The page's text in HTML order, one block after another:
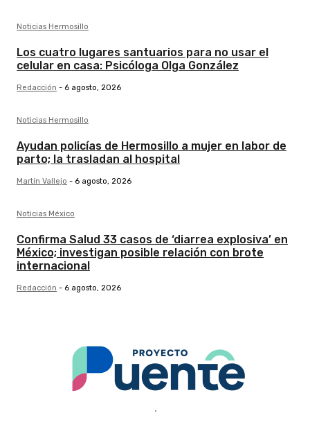
Noticias Hermosillo
Los cuatro lugares santuarios para no usar el
celular en casa: Psicóloga Olga González
Redacción - 6 agosto, 2026
Noticias Hermosillo
Ayudan policías de Hermosillo a mujer en labor de
parto; la trasladan al hospital
Martín Vallejo - 6 agosto, 2026
Noticias México
Confirma Salud 33 casos de ‘diarrea explosiva’ en
México; investigan posible relación con brote
internacional
Redacción - 6 agosto, 2026
.